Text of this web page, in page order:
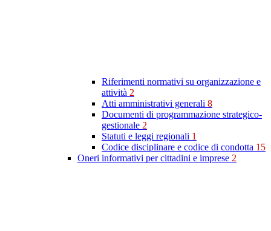
Riferimenti normativi su organizzazione e
attività 2
Atti amministrativi generali 8
Documenti di programmazione strategico-
gestionale 2
Statuti e leggi regionali 1
Codice disciplinare e codice di condotta 15
Oneri informativi per cittadini e imprese 2